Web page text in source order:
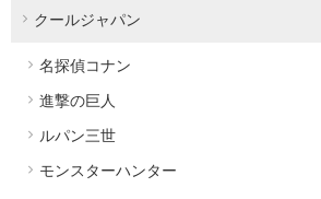
クールジャパン
名探偵コナン
進撃の巨人
ルパン三世
モンスターハンター